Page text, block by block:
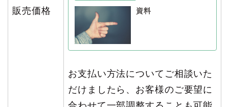
販売価格 資料
お支払い方法についてご相談いた
だけましたら、お客様のご要望に